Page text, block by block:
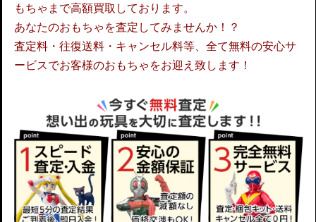
もちゃまで高額買取しております。
あなたのおもちゃを査定してみませんか！？
査定料・往復送料・キャンセル料等、全て無料の安心サ
ービスでお客様のおもちゃをお迎え致します！